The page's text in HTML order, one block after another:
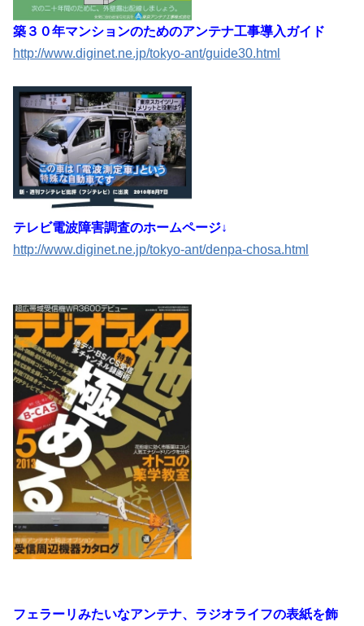
築３０年マンションのためのアンテナ工事導入ガイド
http://www.diginet.ne.jp/tokyo-ant/guide30.html
テレビ電波障害調査のホームページ↓
http://www.diginet.ne.jp/tokyo-ant/denpa-chosa.html
フェラーリみたいなアンテナ、ラジオライフの表紙を飾